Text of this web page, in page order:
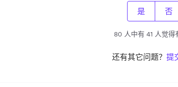
是 否
80 人中有 41 人觉得
还有其它问题？ 提